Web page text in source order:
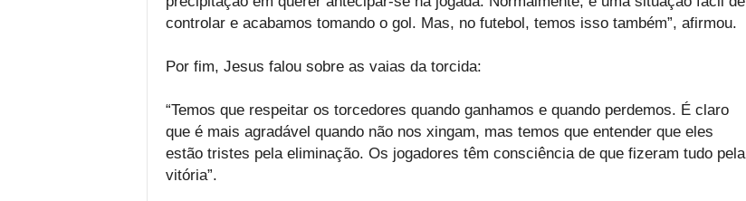
controlar e acabamos tomando o gol. Mas, no futebol, temos isso também”, afirmou.
Por fim, Jesus falou sobre as vaias da torcida:
“Temos que respeitar os torcedores quando ganhamos e quando perdemos. É claro
que é mais agradável quando não nos xingam, mas temos que entender que eles
estão tristes pela eliminação. Os jogadores têm consciência de que fizeram tudo pela
vitória”.